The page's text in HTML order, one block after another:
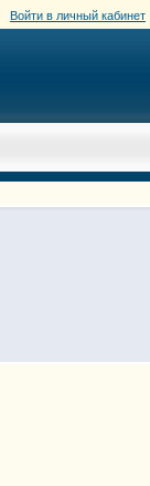
Войти в личный кабинет